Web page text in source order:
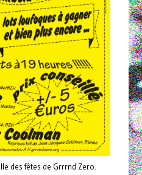
des fêtes de Grrrnd Zero.